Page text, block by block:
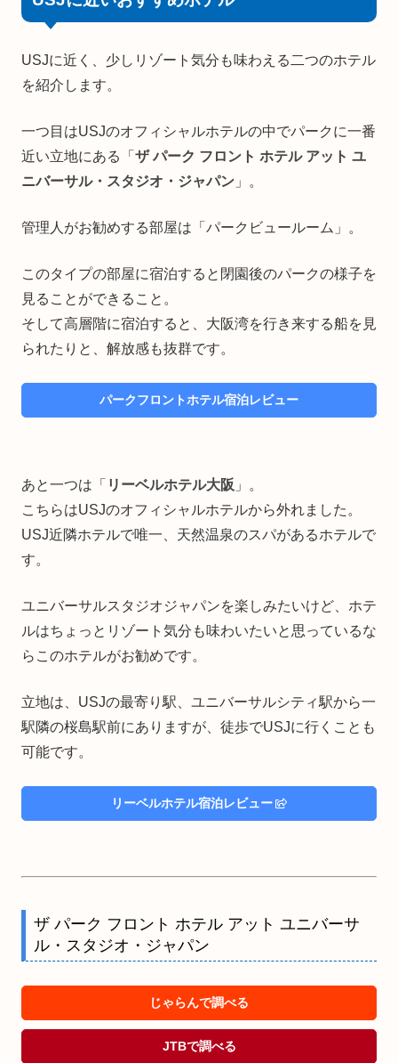
USJに近く、少しリゾート気分も味わえる二つのホテル
を紹介します。
一つ目はUSJのオフィシャルホテルの中でパークに一番
近い立地にある「 ザ パーク フロント ホテル アット ユ
ニバーサル・スタジオ・ジャパン 」。
管理人がお勧めする部屋は「パークビュールーム」。
このタイプの部屋に宿泊すると閉園後のパークの様子を
見ることができること。
そして高層階に宿泊すると、大阪湾を行き来する船を見
られたりと、解放感も抜群です。
パークフロントホテル宿泊レビュー
あと一つは「 リーベルホテル大阪 」。
こちらはUSJのオフィシャルホテルから外れました。
USJ近隣ホテルで唯一、天然温泉のスパがあるホテルで
す。
ユニバーサルスタジオジャパンを楽しみたいけど、ホテ
ルはちょっとリゾート気分も味わいたいと思っているな
らこのホテルがお勧めです。
立地は、USJの最寄り駅、ユニバーサルシティ駅から一
駅隣の桜島駅前にありますが、徒歩でUSJに行くことも
可能です。
リーベルホテル宿泊レビュー
ザ パーク フロント ホテル アット ユニバーサ
ル・スタジオ・ジャパン
じゃらんで調べる
JTBで調べる